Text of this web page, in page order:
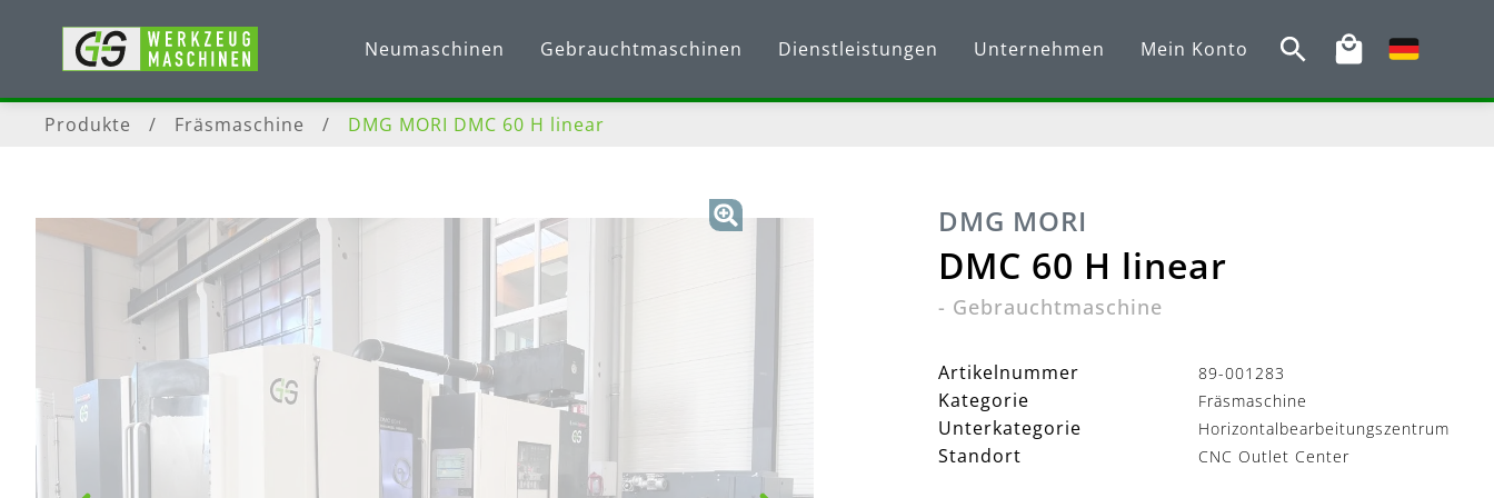
Neumaschinen Gebrauchtmaschinen Dienstleistungen Unternehmen Mein Konto
Produkte / Fräsmaschine / DMG MORI DMC 60 H linear
DMG MORI
DMC 60 H linear
- Gebrauchtmaschine
Artikelnummer 89-001283
Kategorie Fräsmaschine
Unterkategorie Horizontalbearbeitungszentrum
Standort CNC Outlet Center